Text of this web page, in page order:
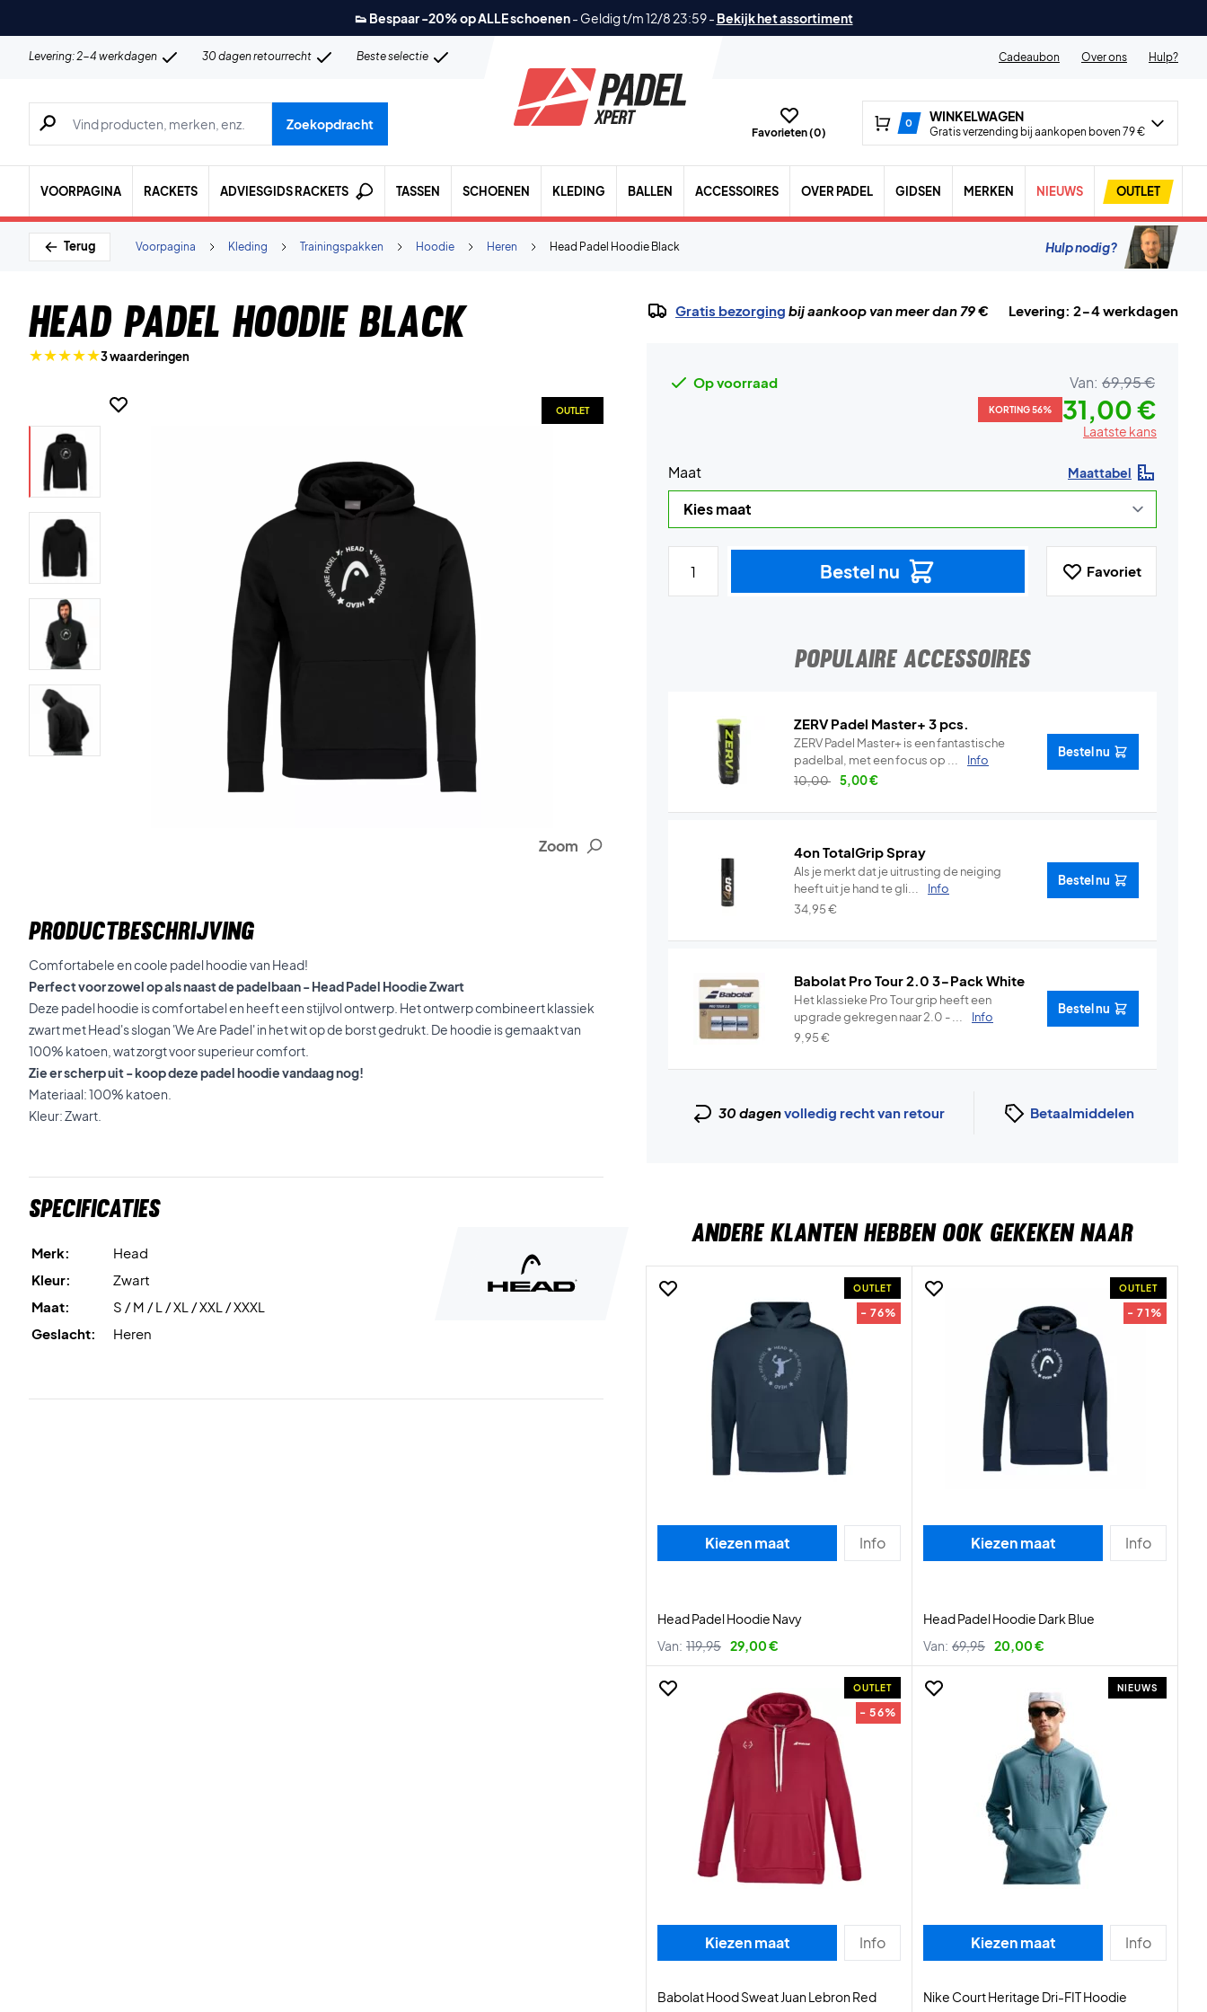
👟 Bespaar -20% op ALLE schoenen- Geldig t/m 12/8 23:59- Bekijk het assortiment
Levering: 2-4 werkdagen 30 dagen retourrecht Beste selectie Cadeaubon Over ons Hulp?
Zoeken naar producten, merken etc.
Zoekopdracht
Favorieten (0)
0 WINKELWAGEN
Gratis verzending bij aankopen boven 79 €
VOORPAGINA RACKETS ADVIESGIDS RACKETS TASSEN SCHOENEN KLEDING BALLEN ACCESSOIRES OVER PADEL GIDSEN MERKEN NIEUWS OUTLET
Terug Head Padel Hoodie Black
Heren
Hoodie
Trainingspakken
Kleding
Voorpagina Hulp nodig?
Head Padel Hoodie Black
3 waarderingen
Zoom
OUTLET
PRODUCTBESCHRIJVING
Comfortabele en coole padel hoodie van Head!
Perfect voor zowel op als naast de padelbaan - Head Padel Hoodie Zwart
Deze padel hoodie is comfortabel en heeft een stijlvol ontwerp. Het ontwerp combineert klassiek
zwart met Head's slogan 'We Are Padel' in het wit op de borst gedrukt. De hoodie is gemaakt van
100% katoen, wat zorgt voor superieur comfort.
Zie er scherp uit - koop deze padel hoodie vandaag nog!
Materiaal: 100% katoen.
Kleur: Zwart.
Specificaties
Merk:
Head
Kleur:
Zwart
Maat:
S / M / L / XL / XXL / XXXL
Geslacht:
Heren
Gratis bezorging bij aankoop van meer dan 79 € Levering: 2-4 werkdagen
Op voorraad Van: 69,95 €
KORTING 56% 31,00 €
Laatste kans
Maat Maattabel
Bestel nu Favoriet
POPULAIRE ACCESSOIRES
ZERV Padel Master+ 3 pcs.
ZERV Padel Master+ is een fantastische
padelbal, met een focus op ...
Info
10,00
5,00€
Bestel nu
4on TotalGrip Spray
Als je merkt dat je uitrusting de neiging
heeft uit je hand te gli...
Info
34,95€
Bestel nu
Babolat Pro Tour 2.0 3-Pack White
Het klassieke Pro Tour grip heeft een
upgrade gekregen naar 2.0 - ...
Info
9,95€
Bestel nu
30 dagenvolledig recht van retour Betaalmiddelen
ANDERE KLANTEN HEBBEN OOK GEKEKEN NAAR
OUTLET
- 76%
Kiezen maat Info
Head Padel Hoodie Navy
Van: 119,95 29,00 €
OUTLET
- 71%
Kiezen maat Info
Head Padel Hoodie Dark Blue
Van: 69,95 20,00 €
OUTLET
- 56%
Kiezen maat Info
Babolat Hood Sweat Juan Lebron Red
NIEUWS
Kiezen maat Info
Nike Court Heritage Dri-FIT Hoodie